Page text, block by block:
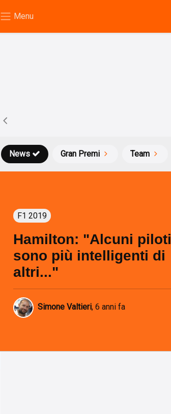
News Gran Premi Team
F1 2019
Hamilton: "Alcuni piloti
sono più intelligenti di
altri..."
Simone Valtieri, 6 anni fa